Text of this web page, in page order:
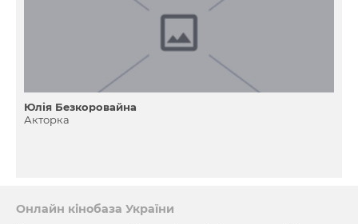
Юлія Безкоровайна
Акторка
Онлайн кінобаза України